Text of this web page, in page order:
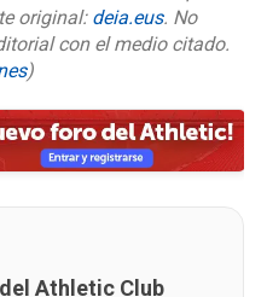
original: deia.eus. No
con el medio citado.
)
Athletic Club